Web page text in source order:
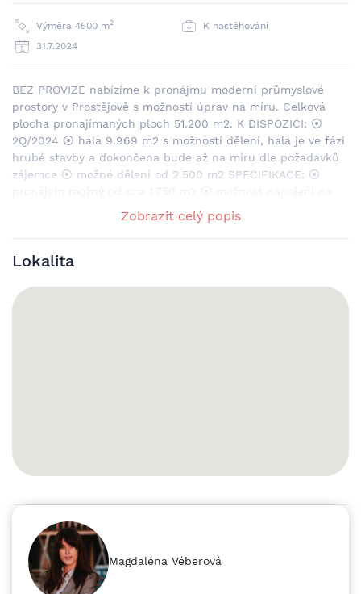
Výměra 4500 m2
K nastěhování
31.7.2024
BEZ PROVIZE nabízíme k pronájmu moderní průmyslové
prostory v Prostějově s možností úprav na míru. Celková
plocha pronajímaných ploch 51.200 m2. K DISPOZICI: ⦿
2Q/2024 ⦿ hala 9.969 m2 s možností dělení, hala je ve fázi
hrubé stavby a dokončena bude až na míru dle požadavků
zájemce ⦿ možné dělení od 2.500 m2 SPECIFIKACE: ⦿
pronájem možný od cca 1.750 m2 ⦿ možnost napojení na
železniční vlečku ⦿ prostory lze přizpůsobit požadavkům
nájemce: od klasického skladování přes mrazící prostory až
po výrobní halu Standard (lze upravit) nabízí: a) světlá
výška 10 m2, světlíky po celé délce střechy b) nosnost
pro TIR nebo můstků s hydraulickým vyrovnávacím čelem
(nosnost 60kN) d) železobetonový skelet, modul sloupů 12 x
Zobrazit celý popis
Lokalita
Magdaléna Véberová